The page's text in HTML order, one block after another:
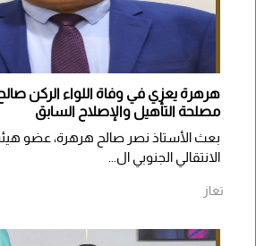
هرهرة يعزي في وفاة اللواء الركن
مصلحة التأهيل والإصلاح السابق
بعث الأستاذ نصر صالح هرهرة، عضو
الانتقالي الجنوبي ال...
تعاز